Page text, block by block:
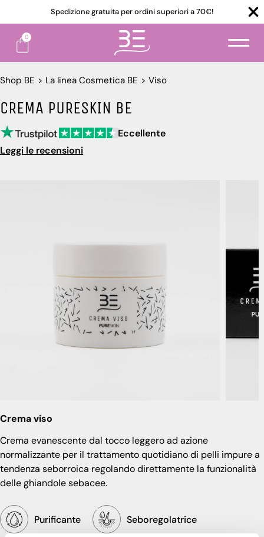
Spedizione gratuita per ordini superiori a 70€!
0
Shop BE > La linea Cosmetica BE > Viso
CREMA PURESKIN BE
Eccellente
Leggi le recensioni
Crema viso
Crema evanescente dal tocco leggero ad azione
normalizzante per il trattamento quotidiano di pelli impure a
tendenza seborroica regolando direttamente la funzionalità
delle ghiandole sebacee.
Purificante Seboregolatrice